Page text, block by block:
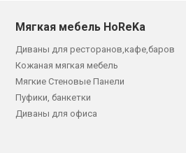
Мягкая мебель HoReKa
Диваны для ресторанов,кафе,баров
Кожаная мягкая мебель
Мягкие Стеновые Панели
Пуфики, банкетки
Диваны для офиса